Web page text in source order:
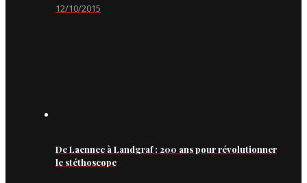
12/10/2015
De Laennec à Landgraf : 200 ans pour révolutionner
le stéthoscope